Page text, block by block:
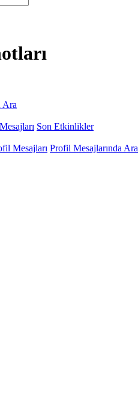
Ara
Son Etkinlikler
Mesajları Profil Mesajlarında Ara